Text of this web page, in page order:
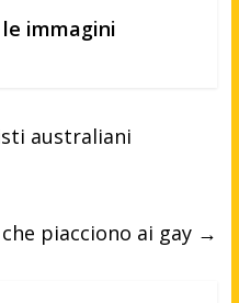
immagini
australiani
piacciono ai gay →